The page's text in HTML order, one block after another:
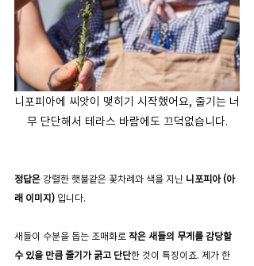
니포피아에 씨앗이 맺히기 시작했어요, 줄기는 너
무 단단해서 테라스 바람에도 끄덕없습니다.
정답은강렬한 햇불같은 꽃차례와 색을 지닌 니포피아 (아
래 이미지) 입니다.
새들이 수분을 돕는 조매화로 작은 새들의 무게를 감당할
수 있을 만큼 줄기가 굵고 단단한 것이 특징이죠. 제가 한